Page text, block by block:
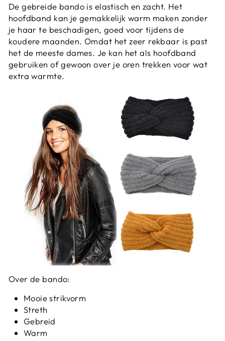
De gebreide bando is elastisch en zacht. Het
hoofdband kan je gemakkelijk warm maken zonder
je haar te beschadigen, goed voor tijdens de
koudere maanden. Omdat het zeer rekbaar is past
het de meeste dames. Je kan het als hoofdband
gebruiken of gewoon over je oren trekken voor wat
extra warmte.
Over de bando:
Mooie strikvorm
Streth
Gebreid
Warm